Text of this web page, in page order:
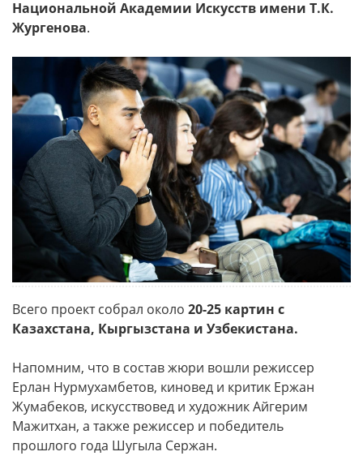
Национальной Академии Искусств имени Т.К.
Жургенова.
Всего проект собрал около 20-25 картин с
Казахстана, Кыргызстана и Узбекистана.
Напомним, что в состав жюри вошли режиссер
Ерлан Нурмухамбетов, киновед и критик Ержан
Жумабеков, искусствовед и художник Айгерим
Мажитхан, а также режиссер и победитель
прошлого года Шугыла Сержан.